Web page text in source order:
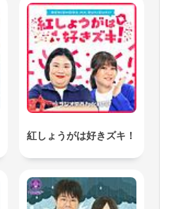
紅しょうがは好きズキ！